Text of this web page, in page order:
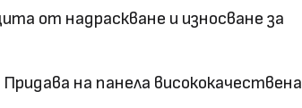
от надраскване и износване за
Придава на панела висококачествена